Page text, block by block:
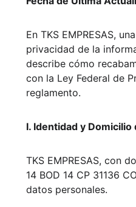
En TKS EMPRESAS,
privacidad de la
describe cómo
con la Ley Federal de
reglamento.
I. Identidad y Domicilio
TKS EMPRESAS, con
14 BOD 14 CP 31136
datos personales.